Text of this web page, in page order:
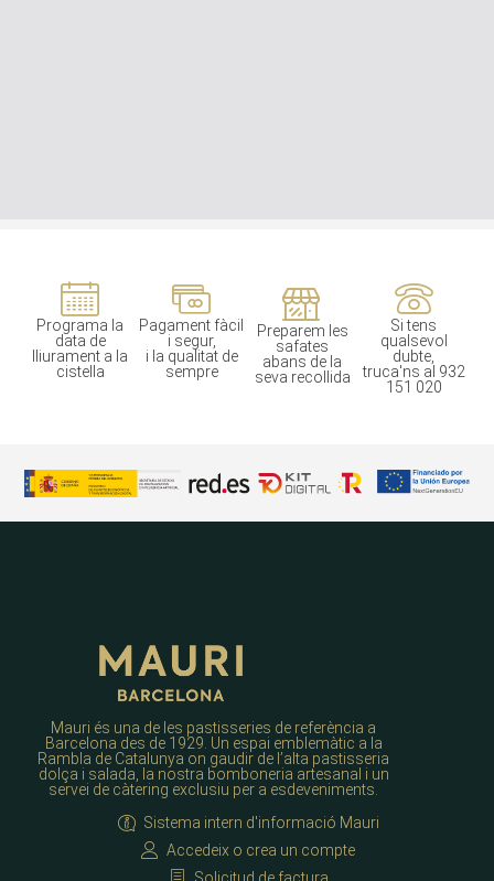
Programa la
data de
lliurament a la
cistella
Pagament fàcil
i segur,
i la qualitat de
sempre
Preparem les
safates
abans de la
seva recollida
Si tens
qualsevol
dubte,
truca'ns al 932
151 020
Mauri és una de les pastisseries de referència a
Barcelona des de 1929. Un espai emblemàtic a la
Rambla de Catalunya on gaudir de l’alta pastisseria
dolça i salada, la nostra bomboneria artesanal i un
servei de càtering exclusiu per a esdeveniments.
Sistema intern d'informació Mauri
Accedeix o crea un compte